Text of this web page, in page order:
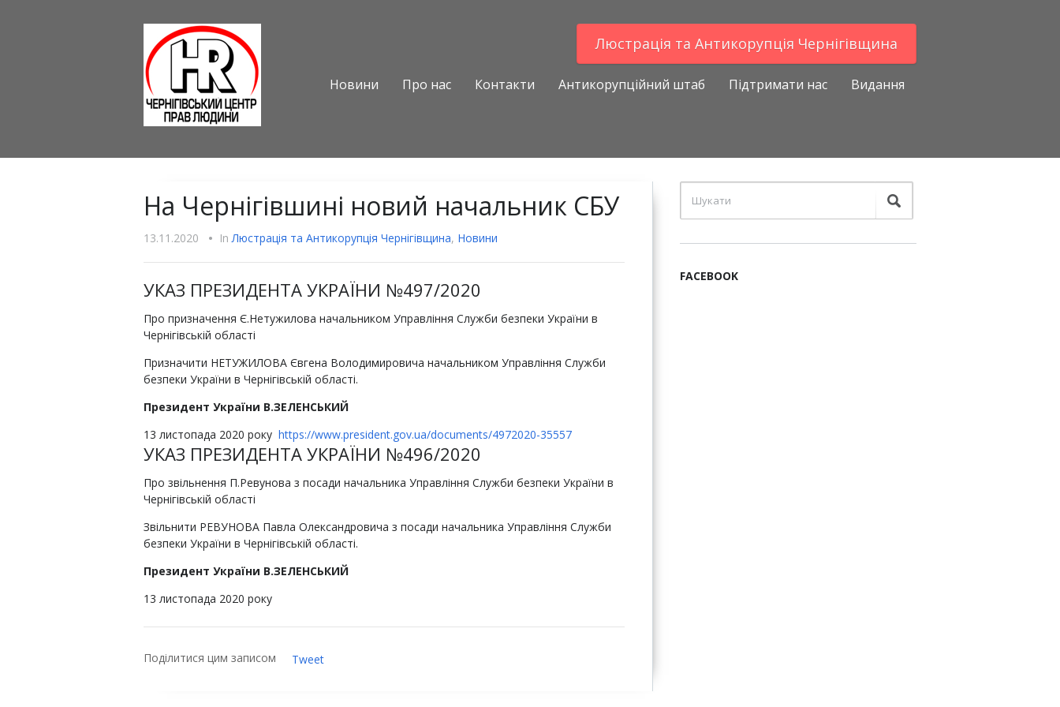
Люстрацiя та Антикорупцiя Чернігівщина
Новини Про нас Контакти Антикорупційний штаб Підтримати нас Видання
На Чернігівшині новий начальник СБУ
13.11.2020 • InЛюстрацiя та Антикорупцiя Чернігівщина, Новини
УКАЗ ПРЕЗИДЕНТА УКРАЇНИ №497/2020
Про призначення Є.Нетужилова начальником Управління Служби безпеки України в
Чернігівській області
Призначити НЕТУЖИЛОВА Євгена Володимировича начальником Управління Служби
безпеки України в Чернігівській області.
Президент України В.ЗЕЛЕНСЬКИЙ
13 листопада 2020 року https://www.president.gov.ua/documents/4972020-35557
УКАЗ ПРЕЗИДЕНТА УКРАЇНИ №496/2020
Про звільнення П.Ревунова з посади начальника Управління Служби безпеки України в
Чернігівській області
Звільнити РЕВУНОВА Павла Олександровича з посади начальника Управління Служби
безпеки України в Чернігівській області.
Президент України В.ЗЕЛЕНСЬКИЙ
13 листопада 2020 року
Поділитися цим записом Tweet
FACEBOOK